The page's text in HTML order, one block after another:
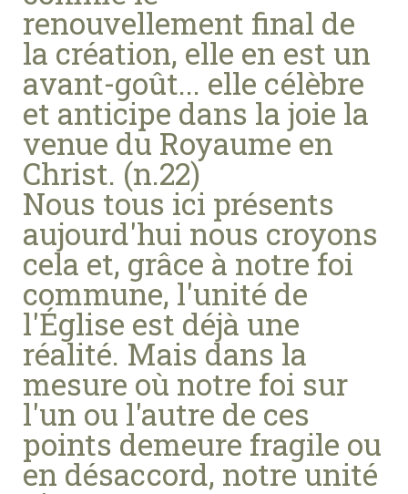
renouvellement final de
la création, elle en est un
avant-goût... elle célèbre
et anticipe dans la joie la
venue du Royaume en
Christ. (n.22)
Nous tous ici présents
aujourd'hui nous croyons
cela et, grâce à notre foi
commune, l'unité de
l'Église est déjà une
réalité. Mais dans la
mesure où notre foi sur
l'un ou l'autre de ces
points demeure fragile ou
en désaccord, notre unité